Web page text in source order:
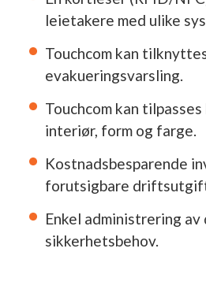
leietakere med ulike
Touchcom kan
evakueringsvarsling.
Touchcom kan
interiør, form og farge.
Kostnadsbesparende
forutsigbare
Enkel administrering
sikkerhetsbehov.